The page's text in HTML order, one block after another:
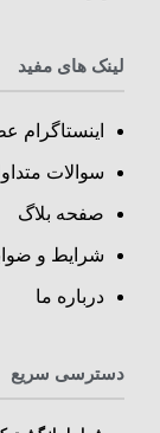
لینک های مفید
اینستاگرام
سوالات
صفحه بلاگ
شرایط و
درباره ما
دسترسی سریع